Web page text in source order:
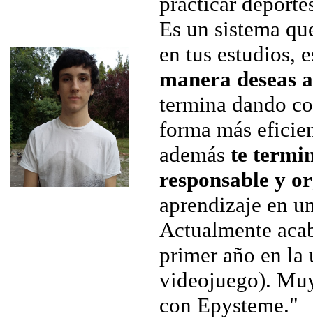
Es un sistema
en tus estudios,
manera deseas
termina dando
forma más
además te
responsable y
aprendizaje en
Actualmente
primer año en la
videojuego).
con Epysteme."